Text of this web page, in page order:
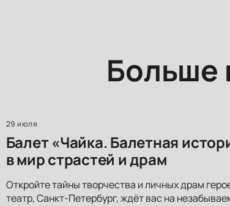
Больше
29 июля
Балет «Чайка. Балетная
в мир страстей и драм
Откройте тайны творчества и личных драм
театр, Санкт-Петербург, ждёт вас на